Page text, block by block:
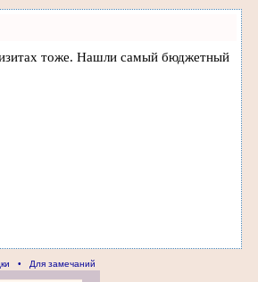
тоже. Нашли самый бюджетный
• Для замечаний